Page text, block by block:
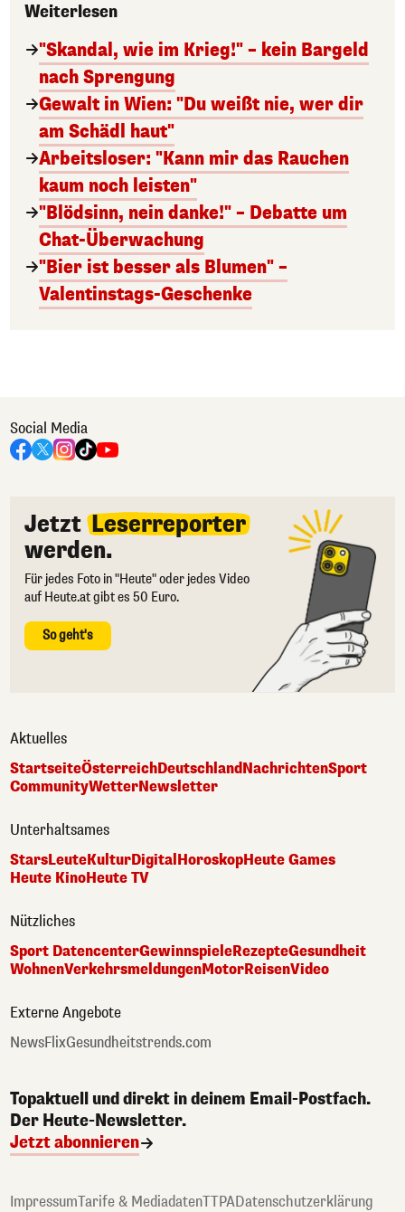
Weiterlesen
"Skandal, wie im Krieg!" – kein Bargeld
nach Sprengung
Gewalt in Wien: "Du weißt nie, wer dir
am Schädl haut"
Arbeitsloser: "Kann mir das Rauchen
kaum noch leisten"
"Blödsinn, nein danke!" – Debatte um
Chat-Überwachung
"Bier ist besser als Blumen" –
Valentinstags-Geschenke
Social Media
Jetzt Leserreporter
werden.
Für jedes Foto in "Heute" oder jedes Video
auf Heute.at gibt es 50 Euro.
So geht's
Aktuelles
StartseiteÖsterreichDeutschlandNachrichtenSport
CommunityWetterNewsletter
Unterhaltsames
StarsLeuteKulturDigital HoroskopHeute Games
Heute KinoHeute TV
Nützliches
Sport DatencenterGewinnspieleRezepteGesundheit
WohnenVerkehrsmeldungenMotorReisenVideo
Externe Angebote
NewsFlixGesundheitstrends.com
Topaktuell und direkt in deinem Email-Postfach.
Der Heute-Newsletter.
Jetzt abonnieren
ImpressumTarife & MediadatenTTPADatenschutzerklärung